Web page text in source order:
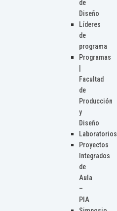
de
Diseño
Líderes
de
programa
Programas
Facultad
de
Producción
y
Diseño
Laboratorios
Proyectos
Integrados
de
Aula
–
PIA